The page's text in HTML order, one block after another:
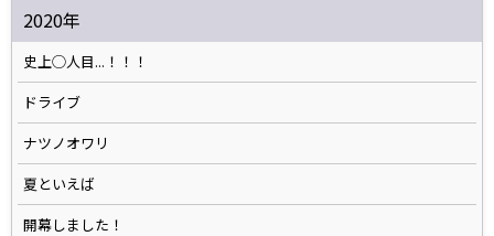
2020年
史上◯人目...！！！
ドライブ
ナツノオワリ
夏といえば
開幕しました！